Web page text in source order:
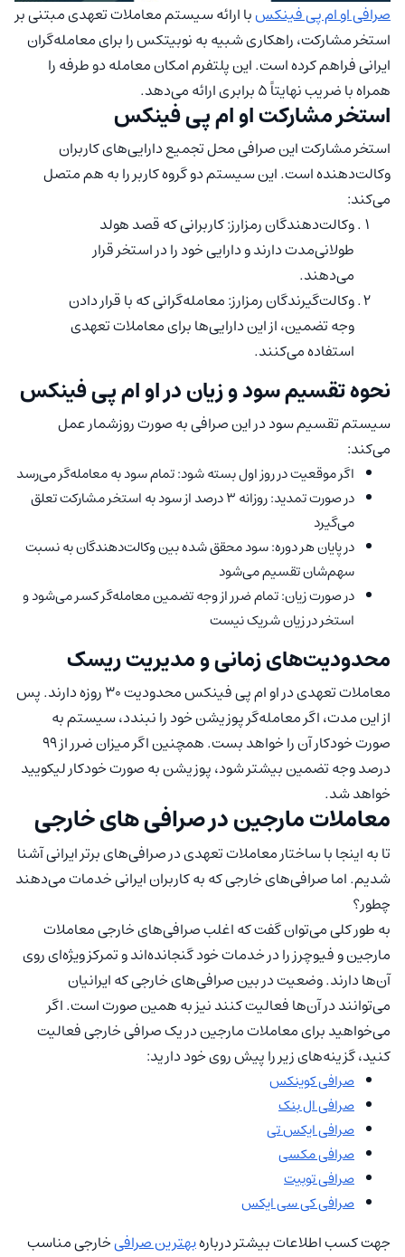
صرافی او ام پی فینکسبا ارائه سیستم معاملات تعهدی مبتنی بر
استخر مشارکت، راهکاری شبیه به نوبیتکس را برای معامله‌گران
ایرانی فراهم کرده است. این پلتفرم امکان معامله دو طرفه را
همراه با ضریب نهایتاً ۵ برابری ارائه می‌دهد.
استخر مشارکت او ام پی فینکس
استخر مشارکت این صرافی محل تجمیع دارایی‌های کاربران
وکالت‌دهنده است. این سیستم دو گروه کاربر را به هم متصل
می‌کند:
وکالت‌دهندگان رمزارز: کاربرانی که قصد هولد
طولانی‌مدت دارند و دارایی خود را در استخر قرار
می‌دهند.
وکالت‌گیرندگان رمزارز: معامله‌گرانی که با قرار دادن
وجه تضمین، از این دارایی‌ها برای معاملات تعهدی
استفاده می‌کنند.
نحوه تقسیم سود و زیان در او ام پی فینکس
سیستم تقسیم سود در این صرافی به صورت روزشمار عمل
می‌کند:
اگر موقعیت در روز اول بسته شود: تمام سود به معامله‌گر می‌رسد
در صورت تمدید: روزانه 3 درصد از سود به استخر مشارکت تعلق
می‌گیرد
در پایان هر دوره: سود محقق شده بین وکالت‌دهندگان به نسبت
سهم‌شان تقسیم می‌شود
در صورت زیان: تمام ضرر از وجه تضمین معامله‌گر کسر می‌شود و
استخر در زیان شریک نیست
محدودیت‌های زمانی و مدیریت ریسک
معاملات تعهدی در او ام پی فینکس محدودیت 30 روزه دارند. پس
از این مدت، اگر معامله‌گر پوزیشن خود را نبندد، سیستم به
صورت خودکار آن را خواهد بست. همچنین اگر میزان ضرر از 99
درصد وجه تضمین بیشتر شود، پوزیشن به صورت خودکار لیکویید
خواهد شد.
معاملات مارجین در صرافی های خارجی
تا به اینجا با ساختار معاملات تعهدی در صرافی‌های برتر ایرانی آشنا
شدیم. اما صرافی‌های خارجی که به کاربران ایرانی خدمات می‌دهند
چطور؟
به طور کلی می‌توان گفت که اغلب صرافی‌های خارجی معاملات
مارجین و فیوچرز را در خدمات خود گنجانده‌اند و تمرکز ویژه‌ای روی
آن‌ها دارند. وضعیت در بین صرافی‌های خارجی که ایرانیان
می‌توانند در آن‌ها فعالیت کنند نیز به همین صورت است. اگر
می‌خواهید برای معاملات مارجین در یک صرافی خارجی فعالیت
کنید، گزینه‌های زیر را پیش روی خود دارید:
صرافی کوینکس
صرافی ال بنک
صرافی ایکس تی
صرافی مکسی
صرافی توبیت
صرافی کی سی ایکس
جهت کسب اطلاعات بیشتر دربارهبهترین صرافیخارجی مناسب